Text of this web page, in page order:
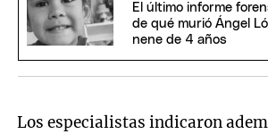
El último informe
de qué murió Ángel
nene de 4 años
Los especialistas indicaron